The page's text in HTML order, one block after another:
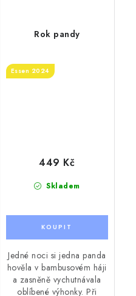
Rok pandy
Essen 2024
Skladem
449 Kč
Jedné noci si jedna panda
hověla v bambusovém háji
a zasněně vychutnávala
oblíbené výhonky. Při